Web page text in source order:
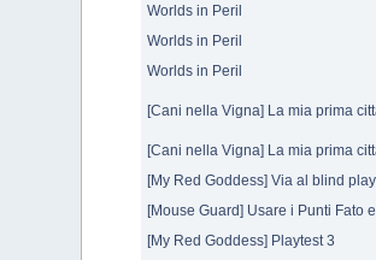
Worlds in Peril
Worlds in Peril
Worlds in Peril
[Cani nella Vigna] La mia prima
[Cani nella Vigna] La mia prima
[My Red Goddess] Via al blind
[Mouse Guard] Usare i Punti Fato
[My Red Goddess] Playtest 3